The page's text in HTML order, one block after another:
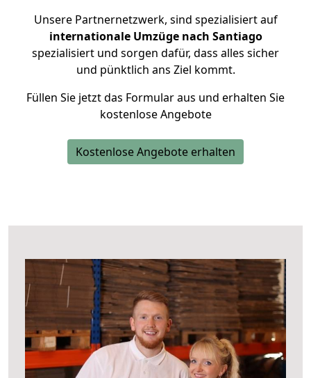
Unsere Partnernetzwerk, sind spezialisiert auf
internationale Umzüge nach Santiago
spezialisiert und sorgen dafür, dass alles sicher
und pünktlich ans Ziel kommt.
Füllen Sie jetzt das Formular aus und erhalten Sie
kostenlose Angebote
Kostenlose Angebote erhalten